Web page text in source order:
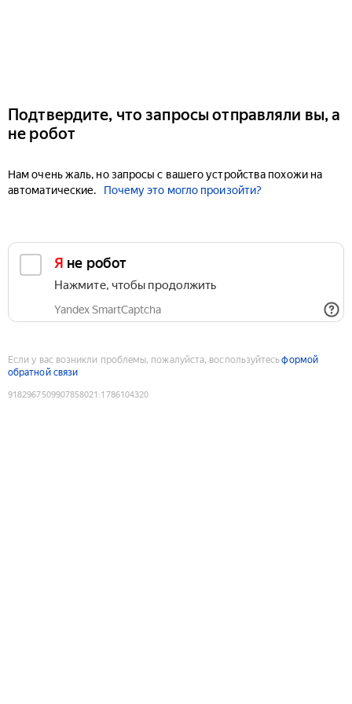
Подтвердите, что запросы отправляли вы, а
не робот
Нам очень жаль, но запросы с вашего устройства похожи на
автоматические.
Почему это могло произойти?
Я не робот
Нажмите, чтобы продолжить
Yandex SmartCaptcha
Если у вас возникли проблемы, пожалуйста, воспользуйтесьформой
обратной связи
9182967509907858021 :1786104320